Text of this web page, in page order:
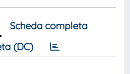
Scheda completa
(DC)